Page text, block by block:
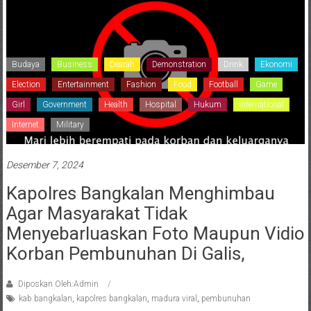
Budaya Business Dearah Demonstration Drink Ekonomi
Election Entertainment Fashion Food Football Game
Girl Government Health Hospital Hukum International
Internet Military
Desember 7, 2024
Kapolres Bangkalan Menghimbau
Agar Masyarakat Tidak
Menyebarluaskan Foto Maupun Vidio
Korban Pembunuhan Di Galis,
Diposkan Oleh:Admin
kab.bangkalan, kapolres bangkalan, madura viral , pembunuhan